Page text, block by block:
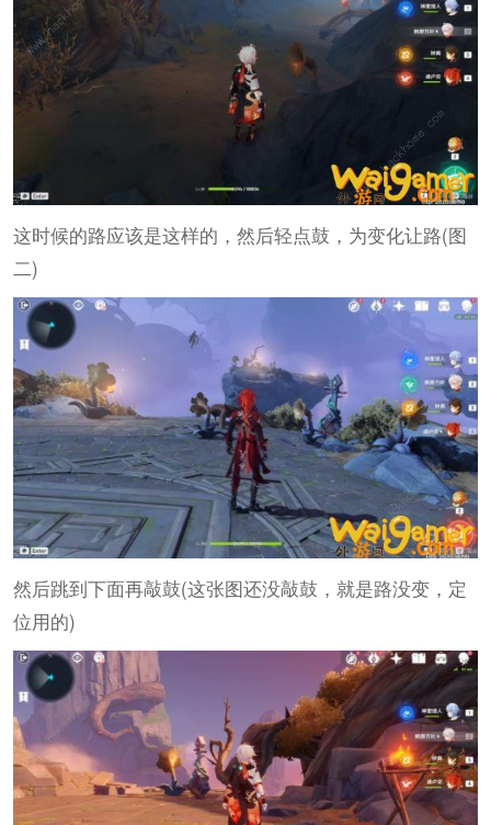
这时候的路应该是这样的，然后轻点鼓，为变化让路(图
二)
然后跳到下面再敲鼓(这张图还没敲鼓，就是路没变，定
位用的)